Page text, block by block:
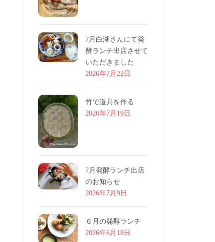
7月白湖さんにて発
酵ランチ出店させて
いただきました
2026年7月22日
竹で道具を作る
2026年7月19日
7月発酵ランチ出店
のお知らせ
2026年7月9日
６月の発酵ランチ
2026年6月18日